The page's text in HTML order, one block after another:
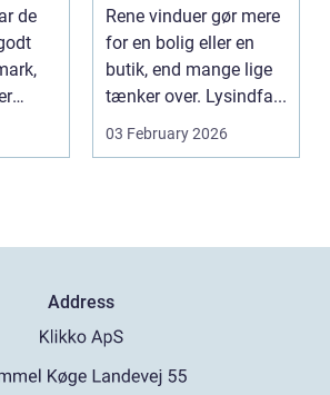
de
Rene vinduer gør mere
for en bolig eller en
butik, end mange lige
tænker over. Lysindfa...
03 February 2026
Address